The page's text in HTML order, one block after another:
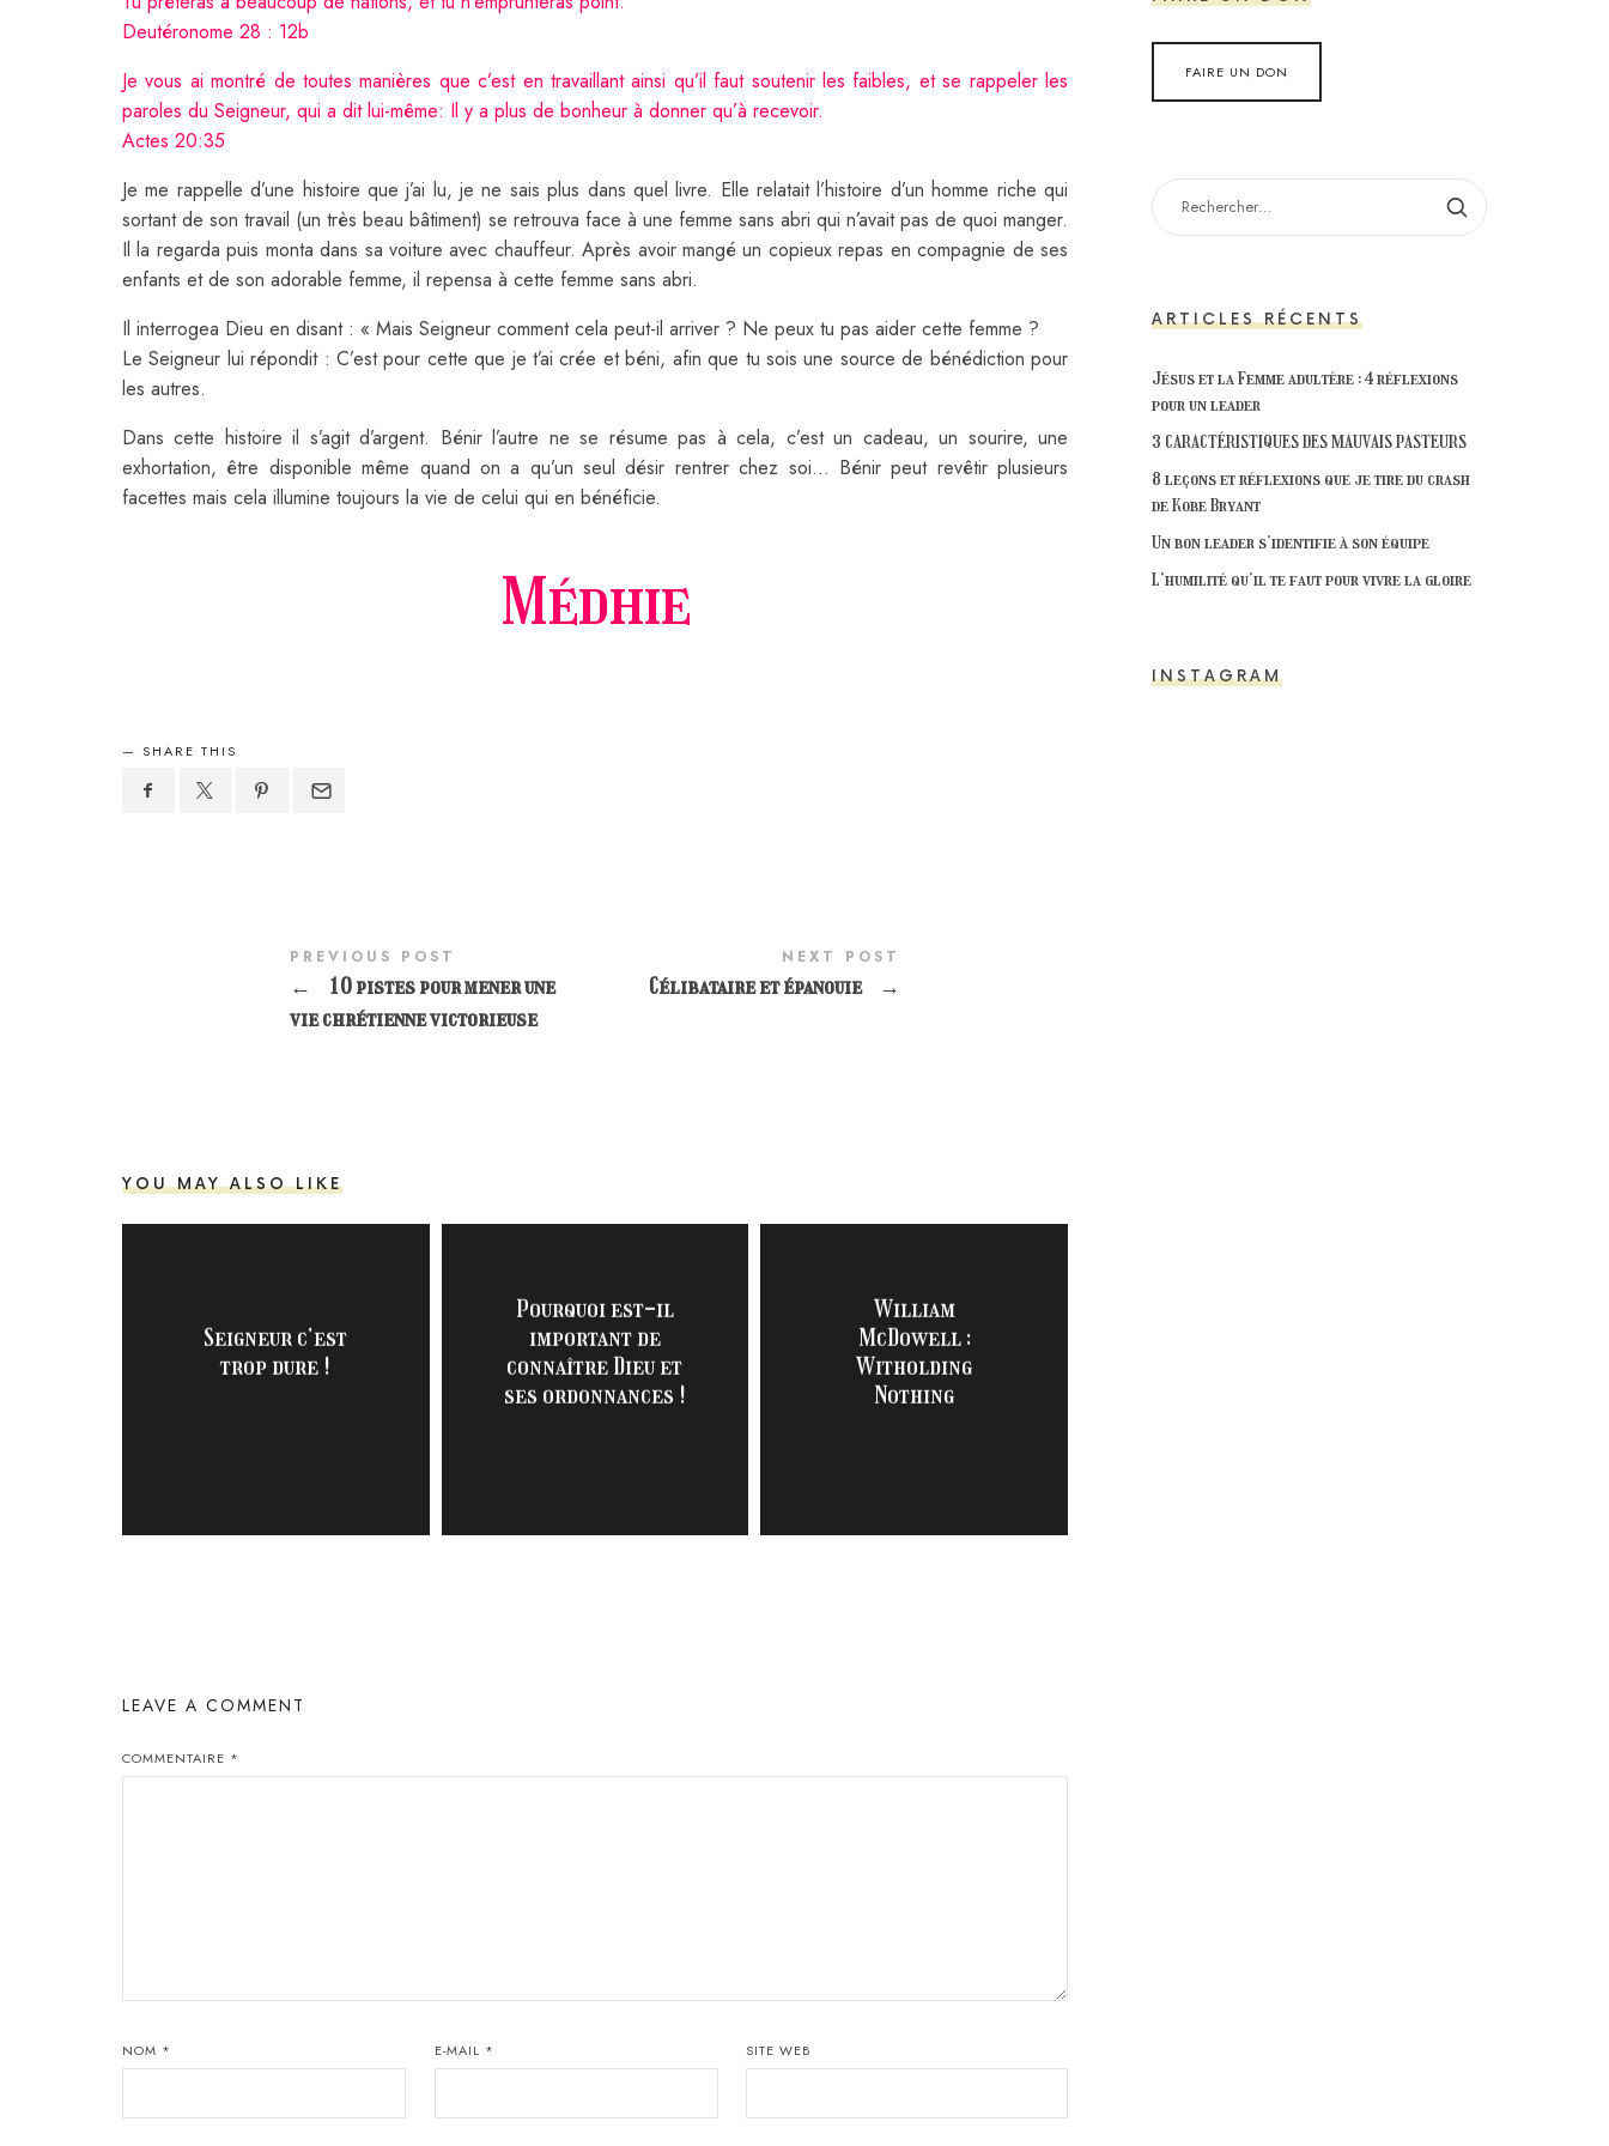
Deutéronome 28 : 12b
Je vous ai montré de toutes manières que c’est en travaillant ainsi qu’il faut soutenir les faibles, et se rappeler les
paroles du Seigneur, qui a dit lui-même: Il y a plus de bonheur à donner qu’à recevoir.
Actes 20:35
Je me rappelle d’une histoire que j’ai lu, je ne sais plus dans quel livre. Elle relatait l’histoire d’un homme riche qui
sortant de son travail (un très beau bâtiment) se retrouva face à une femme sans abri qui n’avait pas de quoi manger.
Il la regarda puis monta dans sa voiture avec chauffeur. Après avoir mangé un copieux repas en compagnie de ses
enfants et de son adorable femme, il repensa à cette femme sans abri.
Il interrogea Dieu en disant : « Mais Seigneur comment cela peut-il arriver ? Ne peux tu pas aider cette femme ?
Le Seigneur lui répondit : C’est pour cette que je t’ai crée et béni, afin que tu sois une source de bénédiction pour
les autres.
Dans cette histoire il s’agit d’argent. Bénir l’autre ne se résume pas à cela, c’est un cadeau, un sourire, une
exhortation, être disponible même quand on a qu’un seul désir rentrer chez soi… Bénir peut revêtir plusieurs
facettes mais cela illumine toujours la vie de celui qui en bénéficie.
Médhie
SHARE THIS
PREVIOUS POST
←
10 pistes pour mener une
vie chrétienne victorieuse
NEXT POST
Célibataire et épanouie →
YOU MAY ALSO LIKE
Seigneur c’est
trop dure !
Pourquoi est-il
important de
connaître Dieu et
ses ordonnances !
William
McDowell :
Witholding
Nothing
LEAVE A COMMENT
COMMENTAIRE *
NOM * E-MAIL * SITE WEB
FAIRE UN DON
RECHERCHER :
ARTICLES RÉCENTS
Jésus et la Femme adultère : 4 réflexions
pour un leader
3 CARACTÉRISTIQUES DES MAUVAIS PASTEURS
8 leçons et réflexions que je tire du crash
de Kobe Bryant
Un bon leader s’identifie à son équipe
L’humilité qu’il te faut pour vivre la gloire
INSTAGRAM